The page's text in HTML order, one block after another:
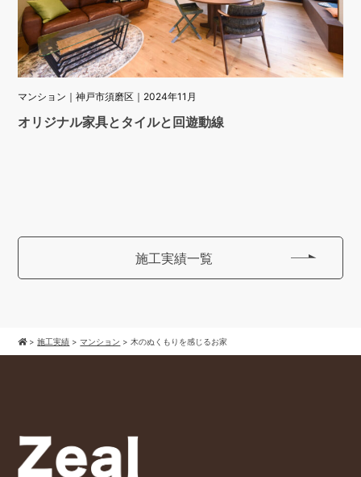
マンション｜神戸市須磨区｜2024年11月
オリジナル家具とタイルと回遊動線
施工実績一覧
>施工実績 >マンション >木のぬくもりを感じるお家